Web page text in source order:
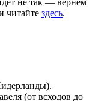
читайте здесь.
(от всходов до